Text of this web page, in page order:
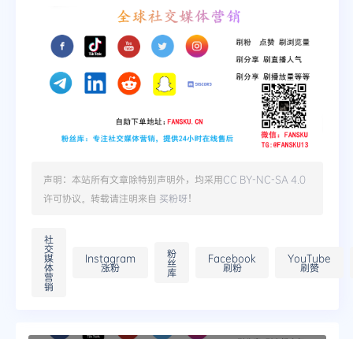
声明：本站所有文章除特别声明外，均采用CC BY-NC-SA 4.0
许可协议。转载请注明来自 买粉呀！
社
交
媒
体
营
销
Instagram
涨粉
粉
丝
库
Facebook
刷粉
YouTube
刷赞